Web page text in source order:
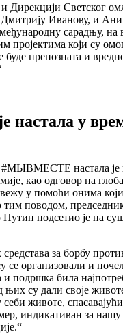
Дирекцији Светског
Дмитрију Иванову, и
сарадњу, на
пројектима који су
буде препозната и
настала у
#МЫВМЕСТЕ настала је
као одговор на
у помоћи онима
тим поводом,
подсетио је на
за борбу
се организовали и
подршка била
су дали своје
животе,
индикативан за нашу